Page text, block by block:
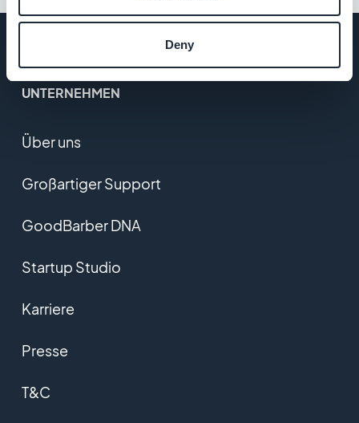
Deny
UNTERNEHMEN
Über uns
Großartiger Support
GoodBarber DNA
Startup Studio
Karriere
Presse
T&C